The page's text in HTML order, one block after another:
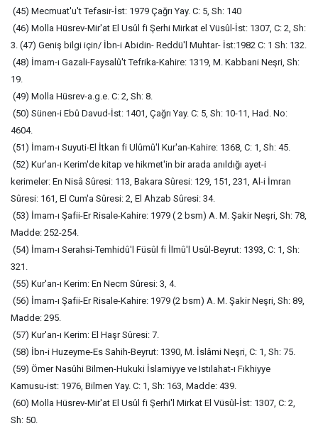
(45) Mecmuat'u't Tefasir-İst: 1979 Çağrı Yay. C: 5, Sh: 140
(46) Molla Hüsrev-Mir'at El Usûl fi Şerhi Mirkat el Vüsûl-İst: 1307, C: 2, Sh:
3. (47) Geniş bilgi için/ İbn-i Abidin- Reddü'l Muhtar- İst:1982 C: 1 Sh: 132.
(48) İmam-ı Gazali-Faysalû't Tefrika-Kahire: 1319, M. Kabbani Neşri, Sh:
19.
(49) Molla Hüsrev-a.g.e. C: 2, Sh: 8.
(50) Sünen-i Ebû Davud-İst: 1401, Çağrı Yay. C: 5, Sh: 10-11, Had. No:
4604.
(51) İmam-ı Suyuti-El İtkan fi Ulûmû'l Kur'an-Kahire: 1368, C: 1, Sh: 45.
(52) Kur'an-ı Kerim'de kitap ve hikmet'in bir arada anıldığı ayet-i
kerimeler: En Nisâ Sûresi: 113, Bakara Sûresi: 129, 151, 231, Al-i İmran
Sûresi: 161, El Cum'a Sûresi: 2, El Ahzab Sûresi: 34.
(53) İmam-ı Şafii-Er Risale-Kahire: 1979 ( 2 bsm) A. M. Şakir Neşri, Sh: 78,
Madde: 252-254.
(54) İmam-ı Serahsi-Temhidû'l Füsûl fi İlmû'l Usûl-Beyrut: 1393, C: 1, Sh:
321.
(55) Kur'an-ı Kerim: En Necm Sûresi: 3, 4.
(56) İmam-ı Şafii-Er Risale-Kahire: 1979 (2 bsm) A. M. Şakir Neşri, Sh: 89,
Madde: 295.
(57) Kur'an-ı Kerim: El Haşr Sûresi: 7.
(58) İbn-i Huzeyme-Es Sahih-Beyrut: 1390, M. İslâmi Neşri, C: 1, Sh: 75.
(59) Ömer Nasûhi Bilmen-Hukuki İslamiyye ve Istılahat-ı Fıkhiyye
Kamusu-ist: 1976, Bilmen Yay. C: 1, Sh: 163, Madde: 439.
(60) Molla Hüsrev-Mir'at El Usûl fi Şerhi'l Mirkat El Vüsûl-İst: 1307, C: 2,
Sh: 50.